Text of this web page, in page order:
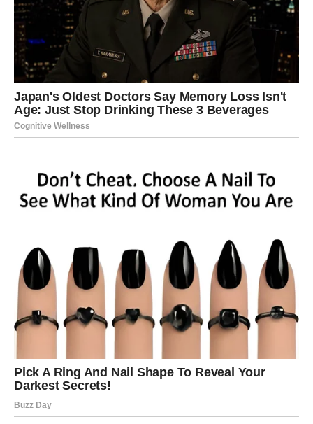
1. Priprema testa
U velikoj posudi za mešanje, dodajte brašno i napravite
udubljenje u sredini. U to udubljenje sipajte kvasac i toplo
mleko, a zatim ostavite da odstoji oko 5 minuta dok se kvasac
ne aktivira. Nakon toga dodajte jaje i so, te zamesite testo.
Kada masa postane homogena, dodajte puter i nastavite da
mesite dok ne dobijete glatko i elastično testo.
2. Fermentacija testa
Oblikujte testo u kuglu, stavite ga na pleh i blago pritisnite kako
u rernu zagrejanu na 30°C, a zatim isključenu, kako bi testo